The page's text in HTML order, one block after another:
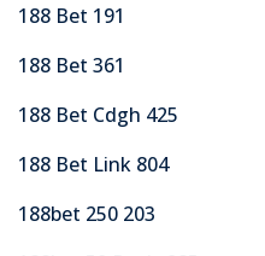
188 Bet 191
188 Bet 361
188 Bet Cdgh 425
188 Bet Link 804
188bet 250 203